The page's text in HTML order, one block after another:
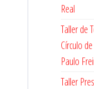
Real
Taller de
Círculo
Paulo
Taller